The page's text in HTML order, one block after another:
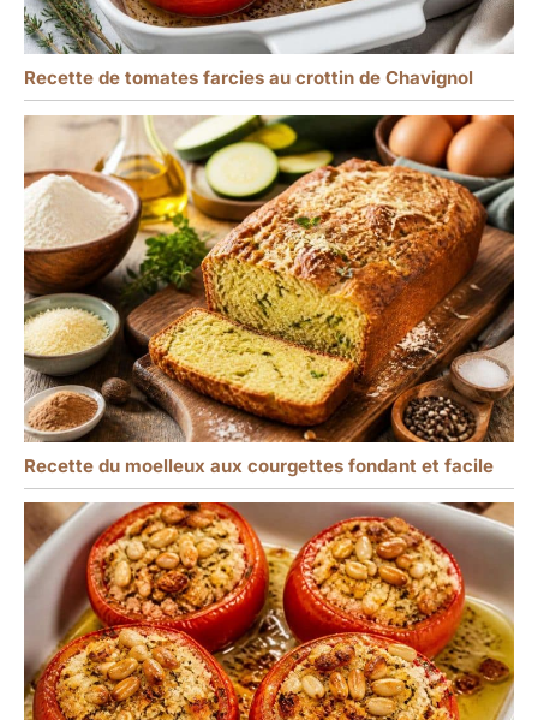
Recette de tomates farcies au crottin de Chavignol
Recette du moelleux aux courgettes fondant et facile